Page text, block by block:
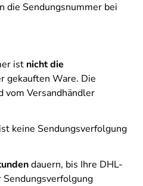
die Sendungsnummer bei
ist nicht die
gekauften Ware. Die
Versandhändler
ist keine Sendungsverfolgung
dauern, bis Ihre DHL-
Sendungsverfolgung